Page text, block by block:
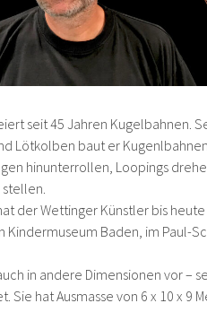
seit 45 Jahren Kugelbahnen.
Lötkolben baut er
hinunterrollen, Loopings
der Wettinger Künstler bis
Kindermuseum Baden, im Paul-
in andere Dimensionen vor –
Sie hat Ausmasse von 6 x 10 x